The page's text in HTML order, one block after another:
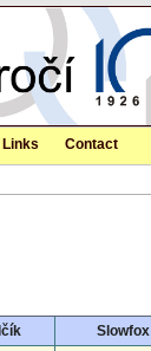
Links Contact
Slowfox